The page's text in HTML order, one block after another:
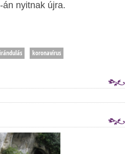
nyitnak újra.
koronavírus